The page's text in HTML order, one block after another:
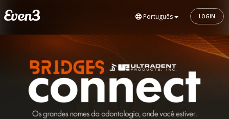
Português LOGIN